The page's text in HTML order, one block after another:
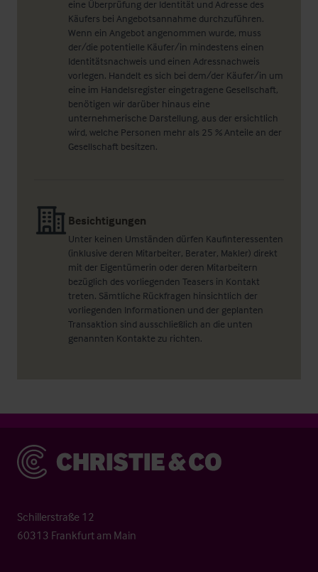
eine Überprüfung der Identität und Adresse des
Käufers bei Angebotsannahme durchzuführen.
Wenn ein Angebot angenommen wurde, muss
der/die potentielle Käufer/in mindestens einen
Identitätsnachweis und einen Adressnachweis
vorlegen. Handelt es sich bei dem/der Käufer/in um
eine im Handelsregister eingetragene Gesellschaft,
benötigen wir darüber hinaus eine
unternehmerische Darstellung, aus der ersichtlich
wird, welche Personen mehr als 25 % Anteile an der
Gesellschaft besitzen.
Besichtigungen
Unter keinen Umständen dürfen Kaufinteressenten
(inklusive deren Mitarbeiter, Berater, Makler) direkt
mit der Eigentümerin oder deren Mitarbeitern
bezüglich des vorliegenden Teasers in Kontakt
treten. Sämtliche Rückfragen hinsichtlich der
vorliegenden Informationen und der geplanten
Transaktion sind ausschließlich an die unten
genannten Kontakte zu richten.
Christie & Co
Schillerstraße 12
60313 Frankfurt am Main